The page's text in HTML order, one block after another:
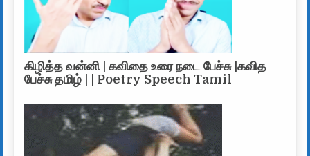
கிழித்த வன்னி | கவிதை உரை நடை பேச்சு |கவித
பேச்சு தமிழ் | | Poetry Speech Tamil